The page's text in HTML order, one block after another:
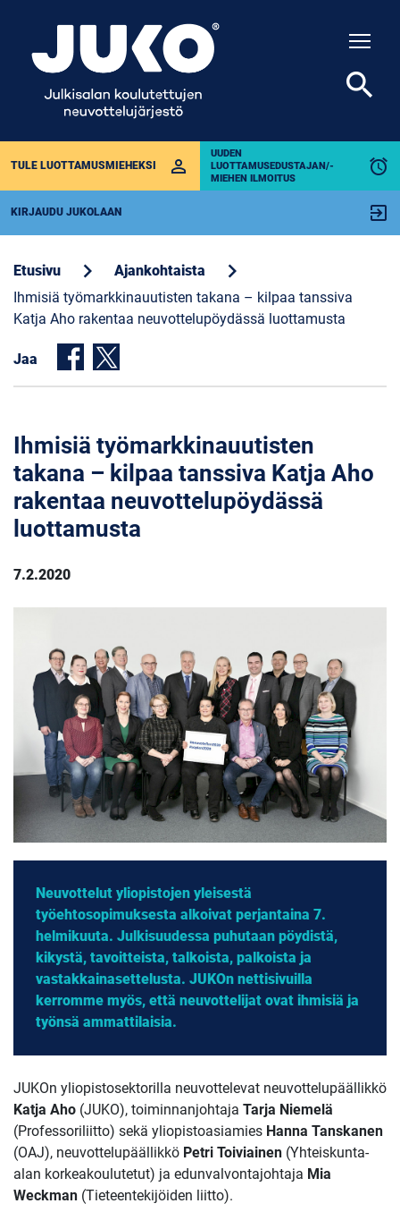
TULE LUOTTAMUSMIEHEKSI perm_identity
UUDEN
LUOTTAMUSEDUSTAJAN/-
MIEHEN ILMOITUS
alarm
KIRJAUDU JUKOLAAN exit_to_app
search
Etusivu chevron_right Ajankohtaista chevron_right
Ihmisiä työmarkkinauutisten takana – kilpaa tanssiva
Katja Aho rakentaa neuvottelupöydässä luottamusta
Jaa
Ihmisiä työmarkkinauutisten
takana – kilpaa tanssiva Katja Aho
rakentaa neuvottelupöydässä
luottamusta
7.2.2020
Neuvottelut yliopistojen yleisestä
työehtosopimuksesta alkoivat perjantaina 7.
helmikuuta. Julkisuudessa puhutaan pöydistä,
kikystä, tavoitteista, talkoista, palkoista ja
vastakkainasettelusta. JUKOn nettisivuilla
kerromme myös, että neuvottelijat ovat ihmisiä ja
työnsä ammattilaisia.
JUKOn yliopistosektorilla neuvottelevat neuvottelupäällikkö
Katja Aho (JUKO), toiminnanjohtaja Tarja Niemelä
(Professoriliitto) sekä yliopistoasiamies Hanna Tanskanen
(OAJ), neuvottelupäällikkö Petri Toiviainen (Yhteiskunta-
alan korkeakoulutetut) ja edunvalvontajohtaja Mia
Weckman (Tieteentekijöiden liitto).